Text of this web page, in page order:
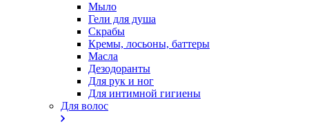
Мыло
Гели для душа
Скрабы
Кремы, лосьоны, баттеры
Масла
Дезодоранты
Для рук и ног
Для интимной гигиены
Для волос